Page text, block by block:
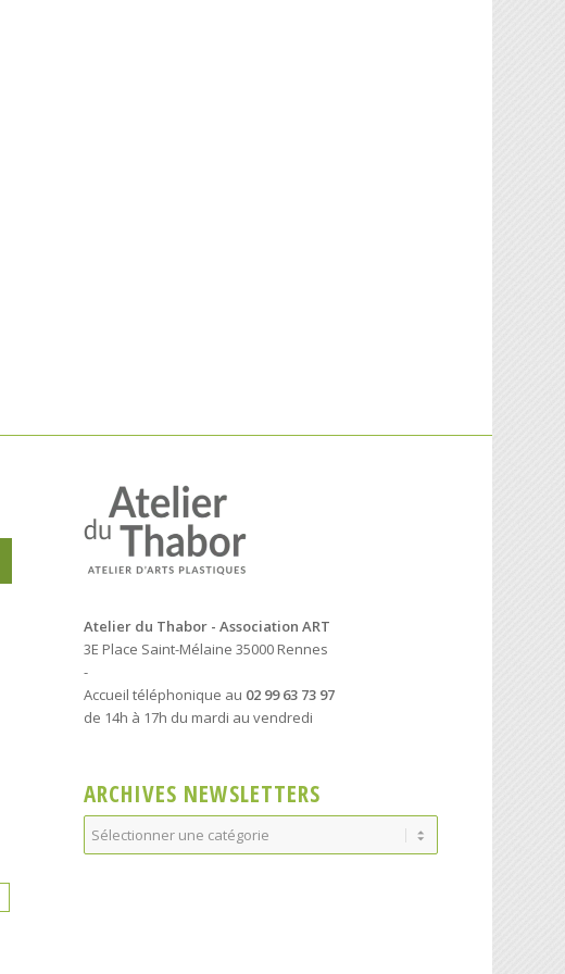
Atelier du Thabor - Association ART
3E Place Saint-Mélaine 35000 Rennes
-
Accueil téléphonique au 02 99 63 73 97
de 14h à 17h du mardi au vendredi
ARCHIVES NEWSLETTERS
Archives
Newsletters